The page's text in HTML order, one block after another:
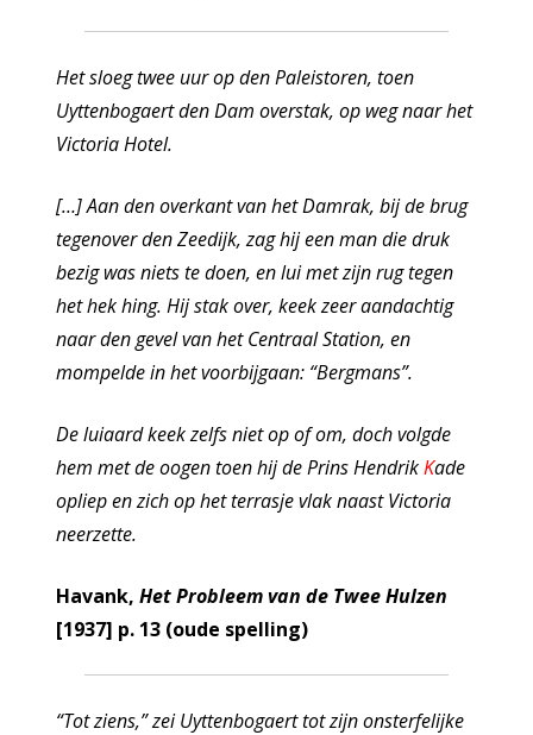
Het sloeg twee uur op den Paleistoren, toen
Uyttenbogaert den Dam overstak, op weg naar het
Victoria Hotel.
[…] Aan den overkant van het Damrak, bij de brug
tegenover den Zeedijk, zag hij een man die druk
bezig was niets te doen, en lui met zijn rug tegen
het hek hing. Hij stak over, keek zeer aandachtig
naar den gevel van het Centraal Station, en
mompelde in het voorbijgaan: “Bergmans”.
De luiaard keek zelfs niet op of om, doch volgde
hem met de oogen toen hij de Prins HendrikKade
opliep en zich op het terrasje vlak naast Victoria
neerzette.
Havank, Het Probleem van de Twee Hulzen
[1937] p. 13 (oude spelling)
“Tot ziens,” zei Uyttenbogaert tot zijn onsterfelijke